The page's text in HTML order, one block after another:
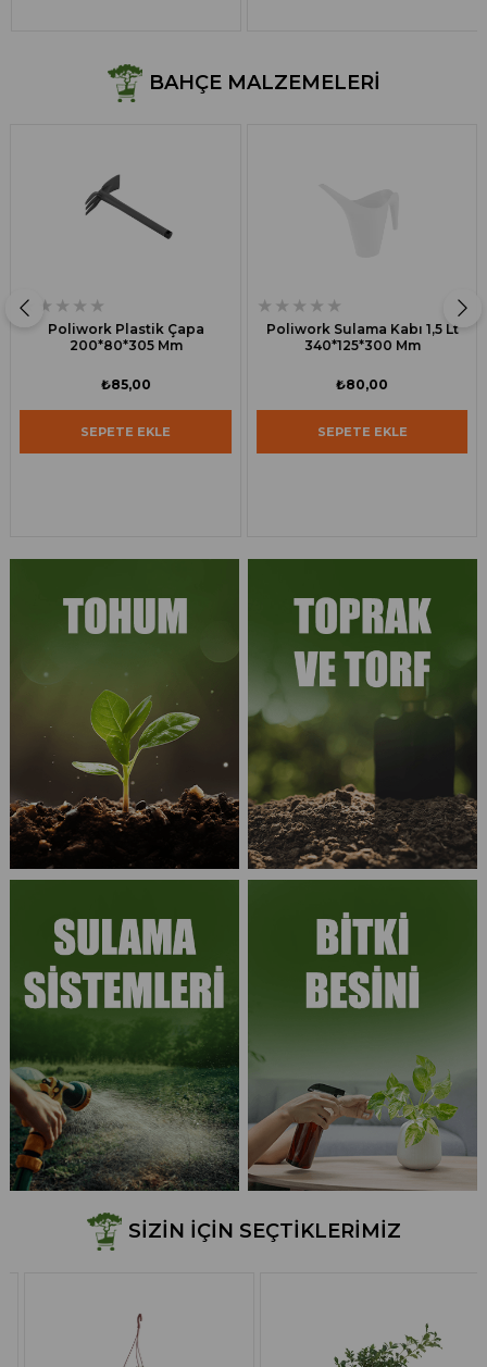
BAHÇE MALZEMELERI
★ ★ ★ ★ ★
Poliwork Plastik Çapa
200*80*305 Mm
₺85,00
SEPETE EKLE
★ ★ ★ ★ ★
Poliwork Sulama Kabı 1,5 Lt
340*125*300 Mm
₺80,00
SEPETE EKLE
SIZIN İÇIN SEÇTIKLERIMIZ